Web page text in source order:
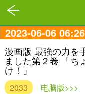
2023-06-06 06:26
漫画版 最強の力を
ました第２卷 「ち
け！」
2033 电脑版>>>